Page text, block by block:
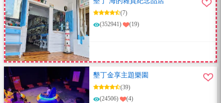
(7)
(352941)
(19)
墾丁金享主題樂園
(39)
(24506)
(4)